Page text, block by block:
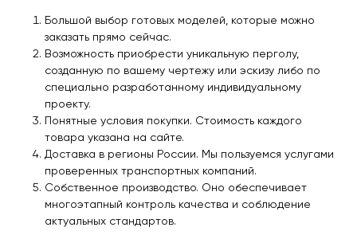
Большой выбор готовых моделей, которые можно
заказать прямо сейчас.
Возможность приобрести уникальную перголу,
созданную по вашему чертежу или эскизу либо по
специально разработанному индивидуальному
проекту.
Понятные условия покупки. Стоимость каждого
товара указана на сайте.
Доставка в регионы России. Мы пользуемся услугами
проверенных транспортных компаний.
Собственное производство. Оно обеспечивает
многоэтапный контроль качества и соблюдение
актуальных стандартов.